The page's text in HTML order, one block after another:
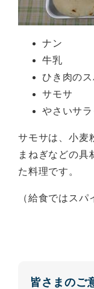
ナン
牛乳
ひき肉のス
サモサ
やさいサ
サモサは、小麦
まねぎなどの具
た料理です。
（給食ではスパ
皆さまのご